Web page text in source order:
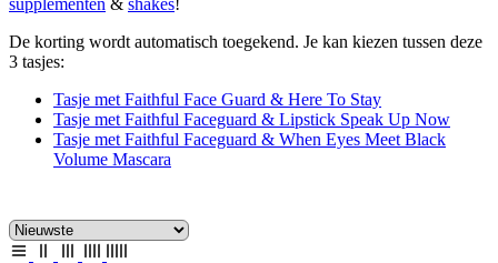
supplementen & shakes!
De korting wordt automatisch toegekend. Je kan kiezen tussen deze
3 tasjes:
Tasje met Faithful Face Guard & Here To Stay
Tasje met Faithful Faceguard & Lipstick Speak Up Now
Tasje met Faithful Faceguard & When Eyes Meet Black
Volume Mascara